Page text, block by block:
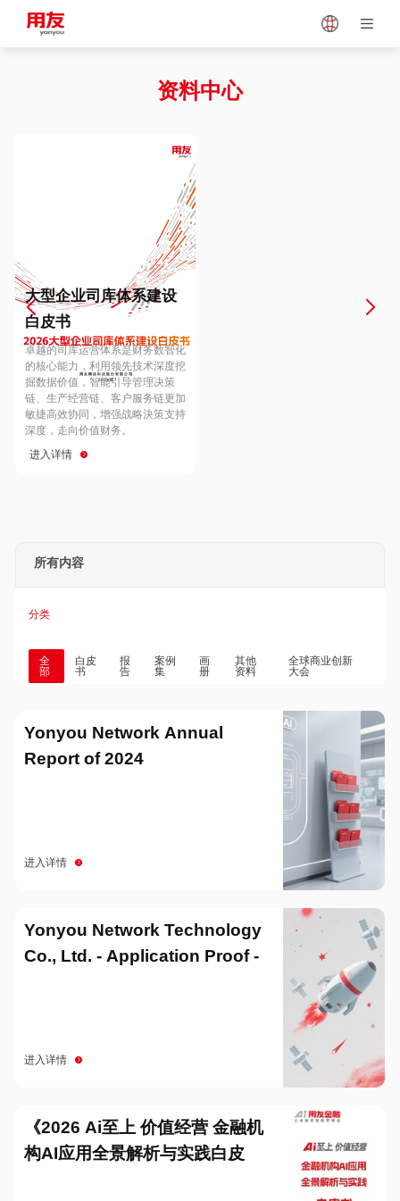
Vietnam
Europe
Hungary
Hong Kong
资料中心
大型企业司库体系建设
白皮书
卓越的司库运营体系是财务数智化
的核心能力，利用领先技术深度挖
掘数据价值，智能引导管理决策
链、生产经营链、客户服务链更加
敏捷高效协同，增强战略決策支持
深度，走向价值财务。
进入详情
所有内容
分类
全
部
白皮
书
报
告
案例
集
画
册
其他
资料
全球商业创新
大会
Yonyou Network Annual
Report of 2024
进入详情
Yonyou Network Technology
Co., Ltd. - Application Proof -
进入详情
《2026 Ai至上 价值经营 金融机
构AI应用全景解析与实践白皮